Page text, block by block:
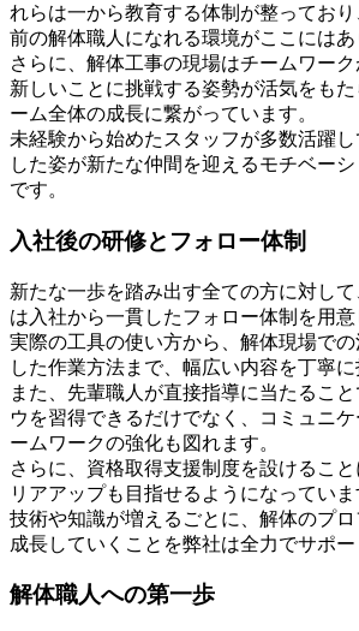
れらは一から教育する体制が整ってお
前の解体職人になれる環境がここにはあ
さらに、解体工事の現場はチームワーク
新しいことに挑戦する姿勢が活気をも
ーム全体の成長に繋がっています。
未経験から始めたスタッフが多数活躍
した姿が新たな仲間を迎えるモチベー
です。
入社後の研修とフォロー体制
新たな一歩を踏み出す全ての方に対し
は入社から一貫したフォロー体制を用意
実際の工具の使い方から、解体現場で
した作業方法まで、幅広い内容を丁寧に
また、先輩職人が直接指導に当たるこ
ウを習得できるだけでなく、コミュニ
ームワークの強化も図れます。
さらに、資格取得支援制度を設けるこ
リアアップも目指せるようになっていま
技術や知識が増えるごとに、解体のプ
成長していくことを弊社は全力でサポー
解体職人への第一歩